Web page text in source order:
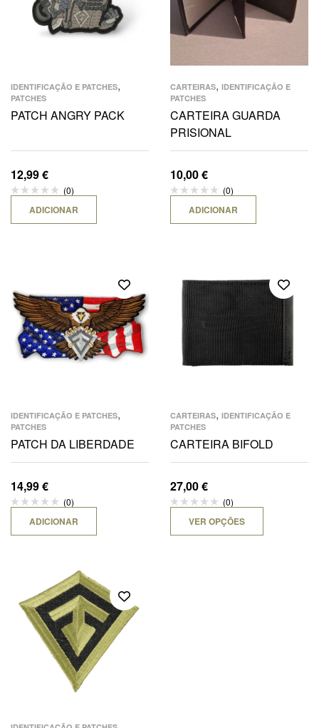
IDENTIFICAÇÃO E PATCHES,
PATCHES
PATCH ANGRY PACK
12,99€
(0)
ADICIONAR
CARTEIRAS, IDENTIFICAÇÃO E
PATCHES
CARTEIRA GUARDA
PRISIONAL
10,00€
(0)
ADICIONAR
IDENTIFICAÇÃO E PATCHES,
PATCHES
PATCH DA LIBERDADE
14,99€
(0)
ADICIONAR
CARTEIRAS, IDENTIFICAÇÃO E
PATCHES
CARTEIRA BIFOLD
27,00€
(0)
VER OPÇÕES